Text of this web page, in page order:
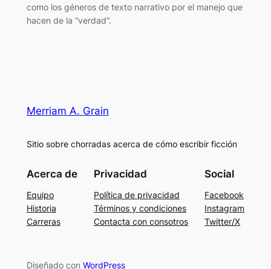
como los géneros de texto narrativo por el manejo que
hacen de la “verdad”.
Merriam A. Grain
Sitio sobre chorradas acerca de cómo escribir ficción
Acerca de
Equipo
Historia
Carreras
Privacidad
Política de privacidad
Términos y condiciones
Contacta con consotros
Social
Facebook
Instagram
Twitter/X
Diseñado con WordPress